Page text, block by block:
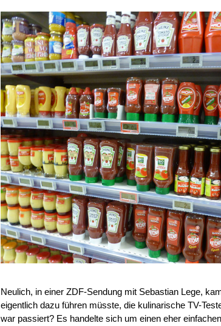
Neulich, in einer ZDF-Sendung mit Sebastian Lege,
eigentlich dazu führen müsste, die kulinarische TV-
war passiert? Es handelte sich um einen eher